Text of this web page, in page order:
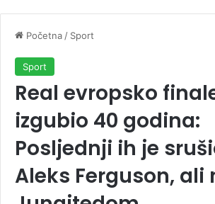
Početna / Sport
Sport
Real evropsko
izgubio 40 godina:
Posljednji ih je
Aleks Ferguson, ali